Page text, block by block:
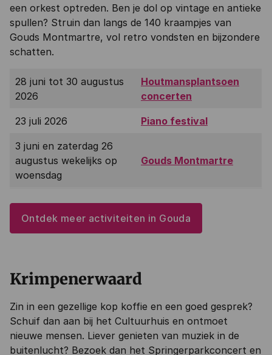
een orkest optreden. Ben je dol op vintage en antieke
spullen? Struin dan langs de 140 kraampjes van
Gouds Montmartre, vol retro vondsten en bijzondere
schatten.
28 juni tot 30 augustus
2026
Houtmansplantsoen
concerten
23 juli 2026 Piano festival
3 juni en zaterdag 26
augustus wekelijks op
woensdag
Gouds Montmartre
Ontdek meer activiteiten in Gouda
Krimpenerwaard
Zin in een gezellige kop koffie en een goed gesprek?
Schuif dan aan bij het Cultuurhuis en ontmoet
nieuwe mensen. Liever genieten van muziek in de
buitenlucht? Bezoek dan het Springerparkconcert en